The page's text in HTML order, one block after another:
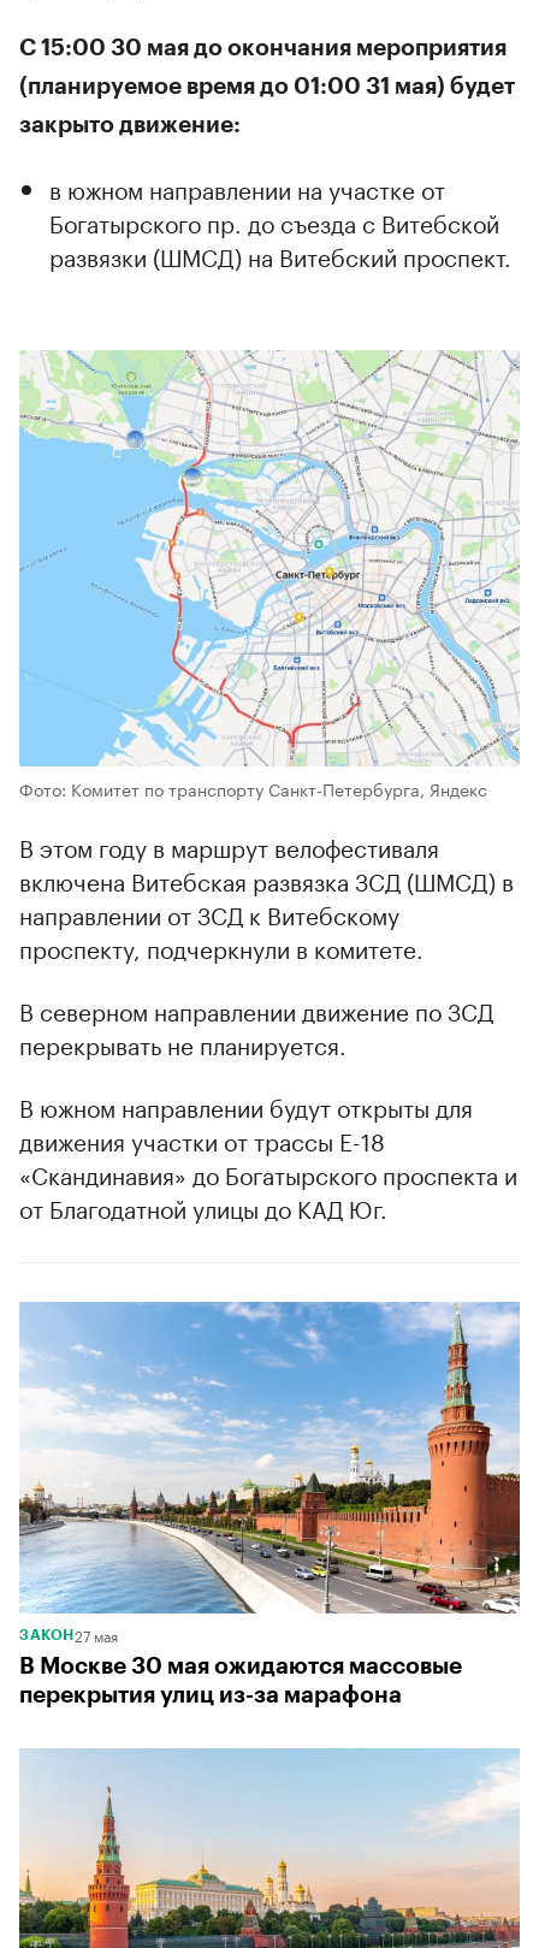
С 15:00 30 мая до окончания мероприятия
(планируемое время до 01:00 31 мая) будет
закрыто движение:
в южном направлении на участке от
Богатырского пр. до съезда с Витебской
развязки (ШМСД) на Витебский проспект.
Фото: Комитет по транспорту Санкт-Петербурга, Яндекс
В этом году в маршрут велофестиваля
включена Витебская развязка ЗСД (ШМСД) в
направлении от ЗСД к Витебскому
проспекту, подчеркнули в комитете.
В северном направлении движение по ЗСД
перекрывать не планируется.
В южном направлении будут открыты для
движения участки от трассы Е-18
«Скандинавия» до Богатырского проспекта и
от Благодатной улицы до КАД Юг.
ЗАКОН 27 мая
В Москве 30 мая ожидаются массовые
перекрытия улиц из-за марафона